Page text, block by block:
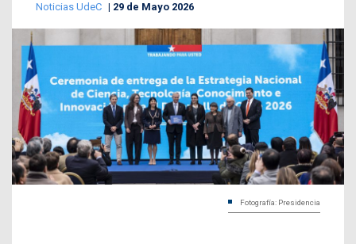
Noticias UdeC 29 de Mayo 2026
Fotografía: Presidencia